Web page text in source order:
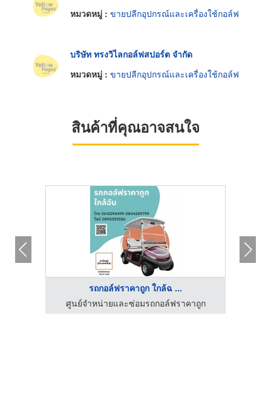
หมวดหมู่ : ขายปลีกอุปกรณ์และเครื่องใช้กอล์ฟ
บริษัท ทรงวิไลกอล์ฟสปอร์ต จำกัด
หมวดหมู่ : ขายปลีกอุปกรณ์และเครื่องใช้กอล์ฟ
สินค้าที่คุณอาจสนใจ
รถกอล์ฟราคาถูก ใกล้ฉ ...
ศูนย์จำหน่ายและซ่อมรถกอล์ฟราคาถูก